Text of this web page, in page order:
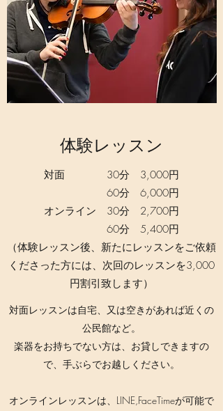
​​体験レッスン
対面 30分 3,000円
60分 6,000円
オンライン 30分 2,700円
60分 5,400円
（体験レッスン後、新たにレッスンをご依頼
くださった方には、次回のレッスンを3,000
円割引致します）
対面レッスンは自宅、又は空きがあれば近くの
公民館など。
楽器をお持ちでない方は、​お貸しできますの
で、手ぶらでお越しください。
オンラインレッスンは、LINE,FaceTimeが可能で